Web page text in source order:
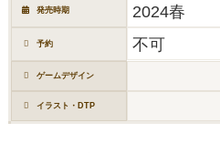
発売時期 2024春
予約 不可
ゲームデザイン
イラスト・DTP